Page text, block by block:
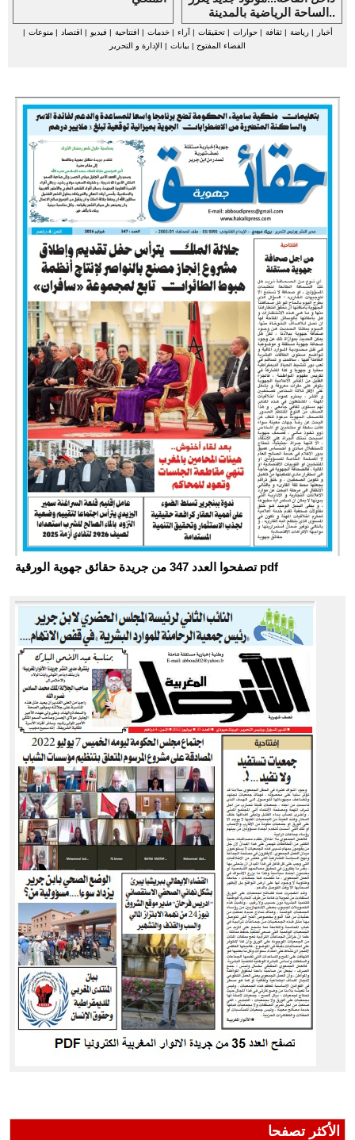
تصفحوا العدد 347 من جريدة حقائق جهوية الورقية pdf
الأكثر تصفحا
الساحة الرياضية بالمدينة..
أخبار |رياضة |ثقافة |حوارات |تحقيقات | آراء |خدمات | افتتاحية | فيديو | اقتصاد |منوعات |
الفضاء المفتوح | بيانات | الإدارة و التحرير